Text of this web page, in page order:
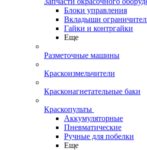
Блоки управления
Вкладыши
Гайки и контргайки
Еще
Разметочные машины
Краскоизмельчители
Красконагнетательные баки
Краскопульты
Аккумуляторные
Пневматические
Ручные для побелки
Еще